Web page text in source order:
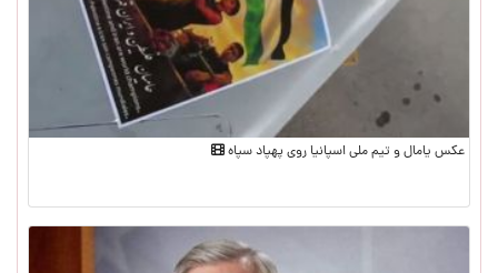
عکس یامال و تیم ملی اسپانیا روی پهپاد سپاه